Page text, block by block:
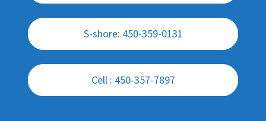
S-shore: 450-359-0131
Cell : 450-357-7897